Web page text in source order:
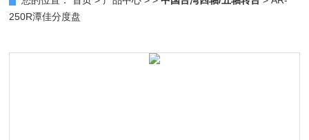
250R潭佳分度盘